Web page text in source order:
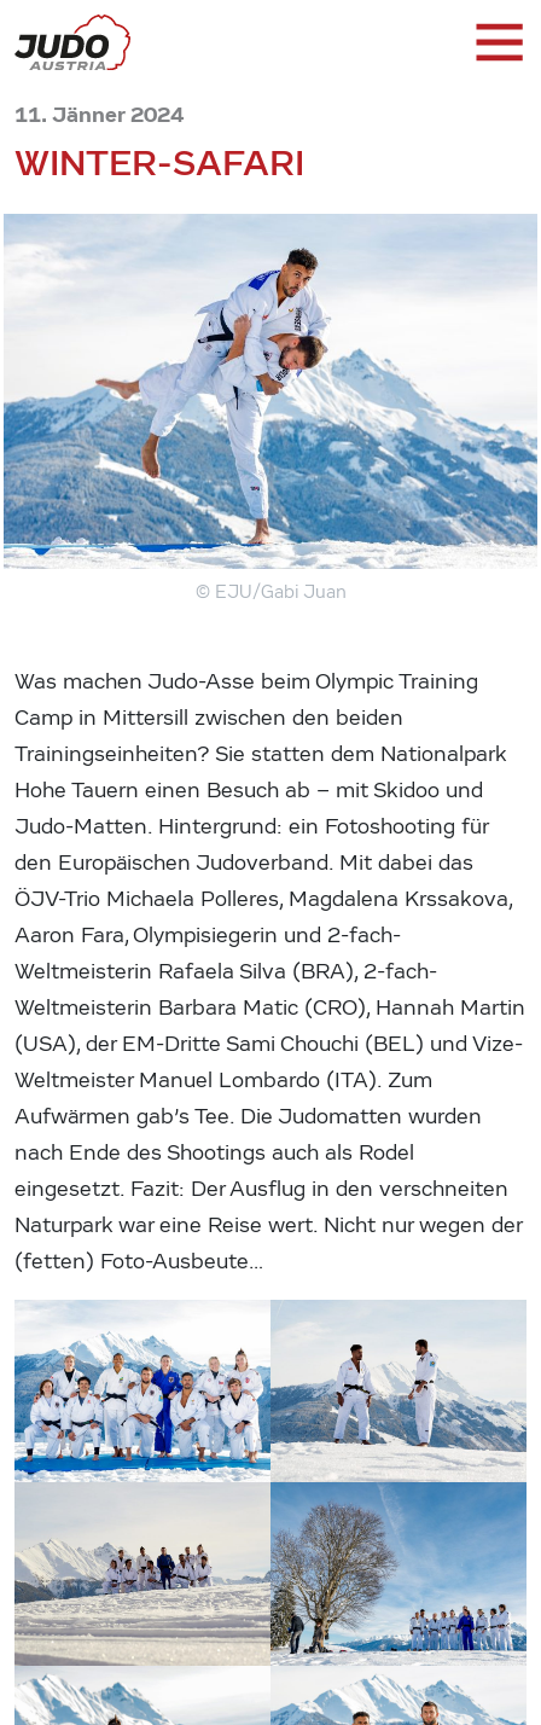
11. Jänner 2024
WINTER-SAFARI
© EJU/Gabi Juan
Was machen Judo-Asse beim Olympic Training
Camp in Mittersill zwischen den beiden
Trainingseinheiten? Sie statten dem Nationalpark
Hohe Tauern einen Besuch ab – mit Skidoo und
Judo-Matten. Hintergrund: ein Fotoshooting für
den Europäischen Judoverband. Mit dabei das
ÖJV-Trio Michaela Polleres, Magdalena Krssakova,
Aaron Fara, Olympisiegerin und 2-fach-
Weltmeisterin Rafaela Silva (BRA), 2-fach-
Weltmeisterin Barbara Matic (CRO), Hannah Martin
(USA), der EM-Dritte Sami Chouchi (BEL) und Vize-
Weltmeister Manuel Lombardo (ITA). Zum
Aufwärmen gab’s Tee. Die Judomatten wurden
nach Ende des Shootings auch als Rodel
eingesetzt. Fazit: Der Ausflug in den verschneiten
Naturpark war eine Reise wert. Nicht nur wegen der
(fetten) Foto-Ausbeute…